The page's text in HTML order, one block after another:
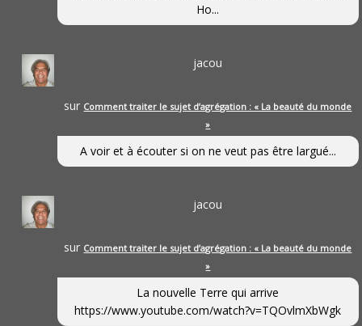
Ho...
jacou
sur Comment traiter le sujet d’agrégation : « La beauté du monde
»
A voir et à écouter si on ne veut pas être largué...
jacou
sur Comment traiter le sujet d’agrégation : « La beauté du monde
»
La nouvelle Terre qui arrive
https://www.youtube.com/watch?v=TQOvlmXbWgk